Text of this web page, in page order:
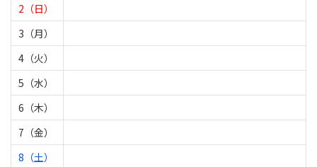
2（日）
3（月）
4（火）
5（水）
6（木）
7（金）
8（土）